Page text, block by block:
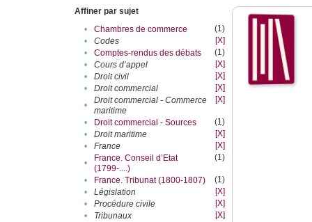
Affiner par sujet
•
Chambres de commerce
(1)
•
Codes
[X]
•
Comptes-rendus des débats
(1)
•
Cours d’appel
[X]
•
Droit civil
[X]
•
Droit commercial
[X]
•
Droit commercial - Commerce
maritime
[X]
• Droit commercial - Sources
(1)
•
Droit maritime
[X]
•
France
[X]
•
France. Conseil d’Etat
(1799-....)
(1)
• France. Tribunat (1800-1807)
(1)
•
Législation
[X]
•
Procédure civile
[X]
•
Tribunaux
[X]